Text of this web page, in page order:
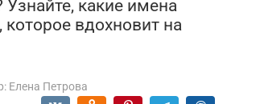
какие имена
которое вдохновит на
Елена Петрова